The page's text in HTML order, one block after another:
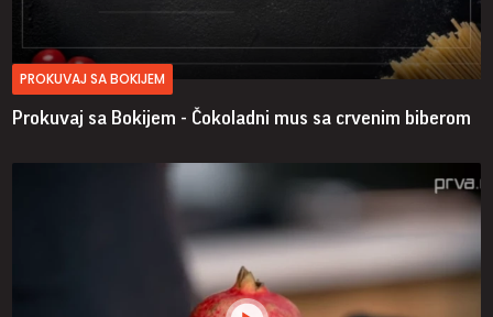
PROKUVAJ SA BOKIJEM
Prokuvaj sa Bokijem - Čokoladni mus sa crvenim biberom